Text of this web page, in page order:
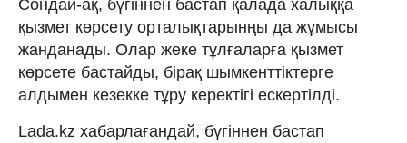
Сондай-ақ, бүгіннен бастап қалада халыққа
қызмет көрсету орталықтарынңы да жұмысы
жанданады. Олар жеке тұлғаларға қызмет
көрсете бастайды, бірақ шымкенттіктерге
алдымен кезекке тұру керектігі ескертілді.
Lada.kz хабарлағандай, бүгіннен бастап